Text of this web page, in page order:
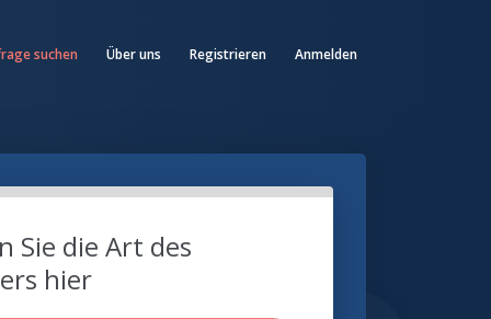
suchen Über uns Registrieren Anmelden
Sie die Art des
hier